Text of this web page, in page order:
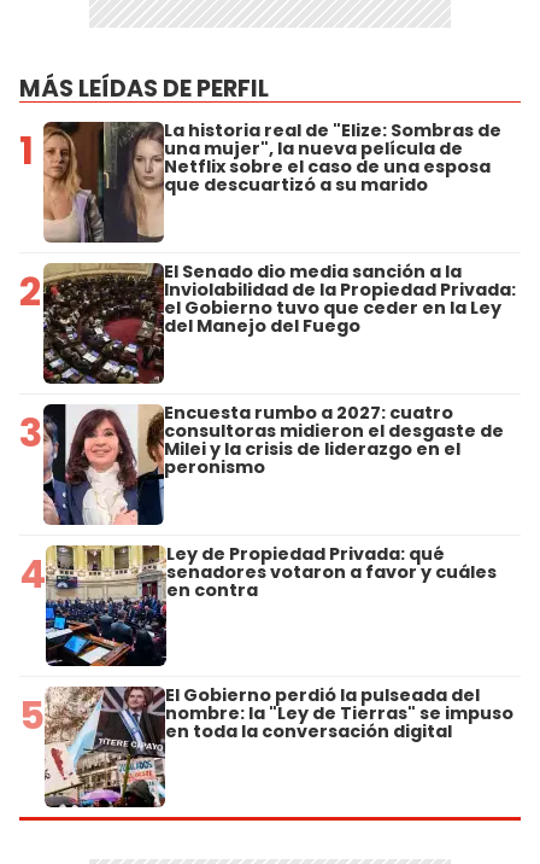
MÁS LEÍDAS DE PERFIL
1 La historia real de "Elize: Sombras de
una mujer", la nueva película de
Netflix sobre el caso de una esposa
que descuartizó a su marido
2 El Senado dio media sanción a la
Inviolabilidad de la Propiedad Privada:
el Gobierno tuvo que ceder en la Ley
del Manejo del Fuego
3 Encuesta rumbo a 2027: cuatro
consultoras midieron el desgaste de
Milei y la crisis de liderazgo en el
peronismo
4 Ley de Propiedad Privada: qué
senadores votaron a favor y cuáles
en contra
5 El Gobierno perdió la pulseada del
nombre: la "Ley de Tierras" se impuso
en toda la conversación digital